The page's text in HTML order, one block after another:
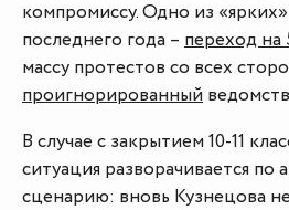
компромиссу. Одно из
последнего года – переход на
массу протестов со всех
проигнорированный
В случае с закрытием 10-11
ситуация разворачивается по
сценарию: вновь Кузнецова